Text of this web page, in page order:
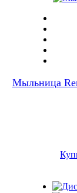
Мыльница